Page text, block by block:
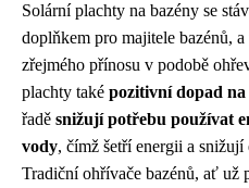
Solární plachty na bazény se
doplňkem pro majitele bazénů,
zřejmého přínosu v podobě
plachty také pozitivní dopad
řadě snižují potřebu používat
vody, čímž šetří energii a
Tradiční ohřívače bazénů, ať už